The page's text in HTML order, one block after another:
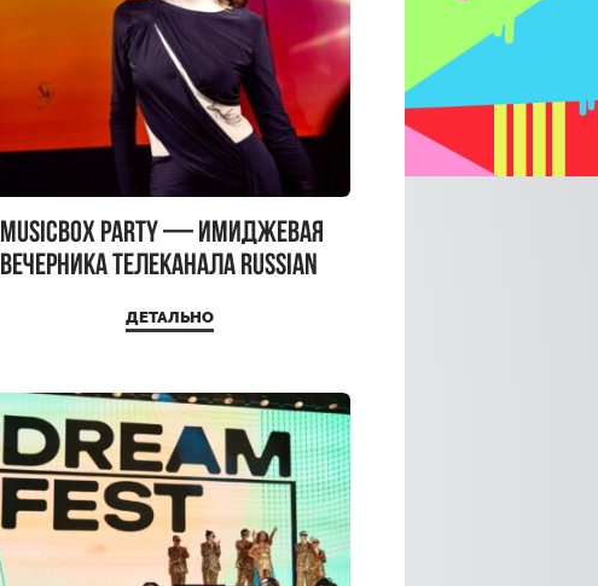
MUSICBOX PARTY — имиджевая
вечерника телеканала RUSSIAN
ДЕТАЛЬНО